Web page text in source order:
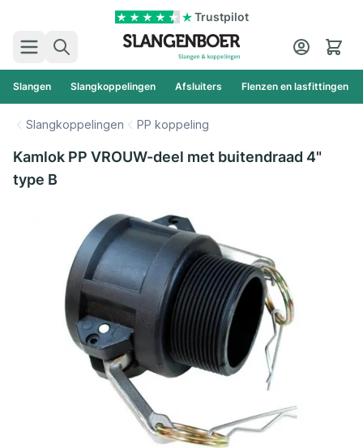
Trustpilot
Zoek
Cart
Slangen Slangkoppelingen Afsluiters Flenzen en lasfittingen
Slangkoppelingen PP koppeling
Kamlok PP VROUW-deel met buitendraad 4"
type B